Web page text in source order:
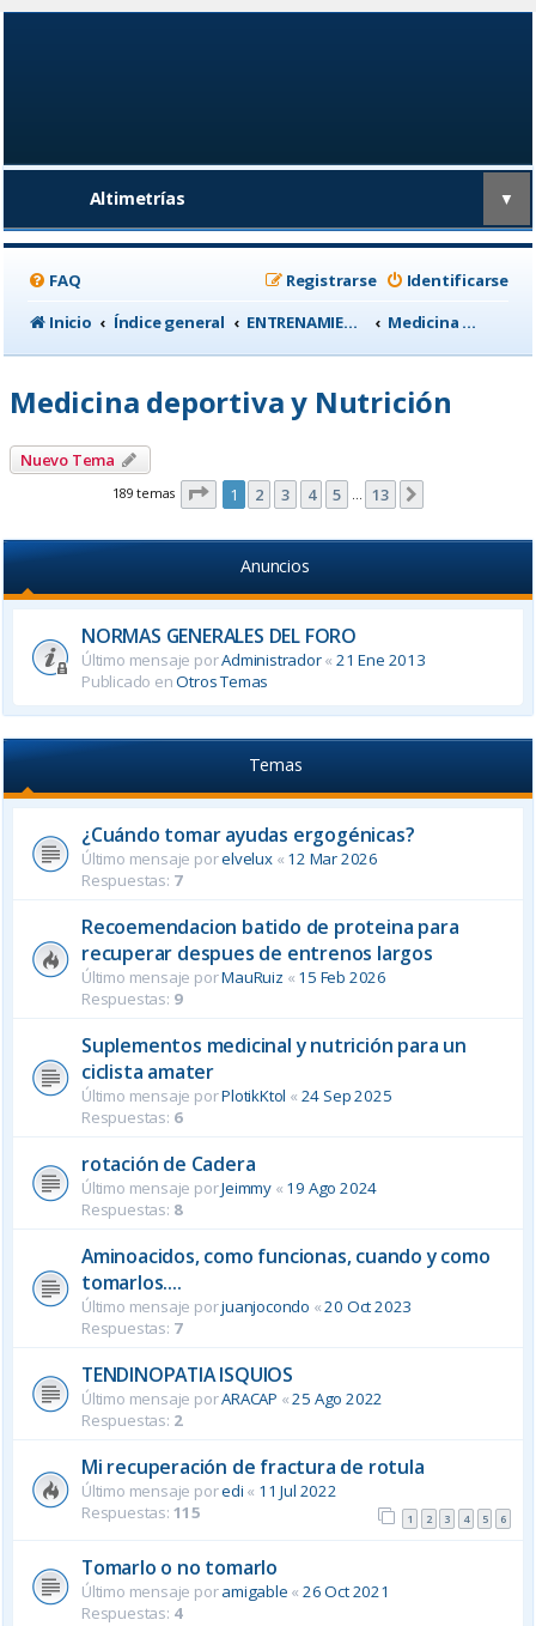
Altimetrías ▼
FAQ Identificarse
Registrarse
Inicio
Índice general ENTRENAMIENTO, medicina deportiva y nutrición Medicina deportiva y Nutrición
Medicina deportiva y Nutrición
Nuevo Tema
189 temas Página de 13
1 2 3 4 5 … 13
Anuncios
NORMAS GENERALES DEL FORO
Último mensaje porAdministrador«21 Ene 2013
Publicado enOtros Temas
Temas
¿Cuándo tomar ayudas ergogénicas?
Último mensaje porelvelux« 12 Mar 2026
Respuestas: 7
Recoemendacion batido de proteina para
recuperar despues de entrenos largos
Último mensaje porMauRuiz « 15 Feb 2026
Respuestas: 9
Suplementos medicinal y nutrición para un
ciclista amater
Último mensaje porPlotikKtol « 24 Sep 2025
Respuestas: 6
rotación de Cadera
Último mensaje porJeimmy « 19 Ago 2024
Respuestas: 8
Aminoacidos, como funcionas, cuando y como
tomarlos....
Último mensaje porjuanjocondo «20 Oct 2023
Respuestas: 7
TENDINOPATIA ISQUIOS
Último mensaje porARACAP «25 Ago 2022
Respuestas: 2
Mi recuperación de fractura de rotula
Último mensaje poredi « 11 Jul 2022
Respuestas: 115 1 2 3 4 5 6
Tomarlo o no tomarlo
Último mensaje poramigable «26 Oct 2021
Respuestas: 4